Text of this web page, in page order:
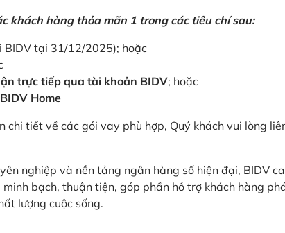
khách hàng thỏa mãn 1 trong các tiêu chí sau:
BIDV tại 31/12/2025); hoặc
trực tiếp qua tài khoản BIDV; hoặc
BIDV Home
tiết về các gói vay phù hợp, Quý khách vui lòng
nghiệp và nền tảng ngân hàng số hiện đại, BIDV
bạch, thuận tiện, góp phần hỗ trợ khách hàng
lượng cuộc sống.